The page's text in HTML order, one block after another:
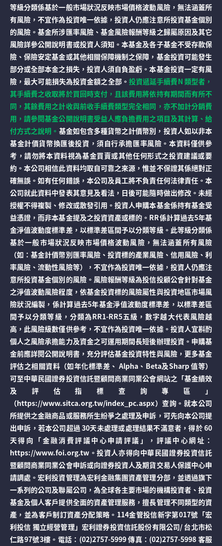
等級分類係基於一般市場狀況反映市場價格波動風險，無法涵蓋所
有風險，不宜作為投資唯一依據，投資人仍應注意所投資基金個別
的風險。基金所涉匯率風險、基金風險報酬等級之歸屬原因及其它
風險詳參公開說明書或投資人須知。本基金及各子基金不受存款保
險、保險安定基金或其他相關保障機制之保障，基金投資可能發生
部分或全部本金之損失，投資人須自負盈虧。本基金投資一定有風
險，最大可能損失為投資金額之全部。 投資遞延手續費N 類型者，
其手續費之收取將於買回時支付，且該費用將依持有期間而有所不
同，其餘費用之計收與前收手續費類型完全相同，亦不加計分銷費
用，請參閱基金公開說明書受益人應負擔費用之項目及其計算、給
付方式之說明。 基金如包含多種貨幣之計價幣別，投資人如以非本
基金計價貨幣換匯後投資，須自行承擔匯率風險。本資料僅供參
考，請勿將本資料視為基金買賣或其他任何形式之投資建議或要
約。本公司相信此資料均取自可靠之來源，惟並不保證其係絕對正
確無誤。如有任何錯誤，本公司及員工將不負責任何法律責任。本
公司就此資料中發表其意見及看法，日後可能隨時做出修改。未經
授權不得複製、修改或散發引用。投資人申購本基金係持有基金受
益憑證，而非本基金提及之投資資產或標的。RR係計算過去5年基
金淨值波動度標準差，以標準差區間予以分類等級。此等級分類係
基於一般市場狀況反映市場價格波動風險，無法涵蓋所有風險
（如：基金計價幣別匯率風險、投資標的產業風險、信用風險、利
率風險、流動性風險等），不宜作為投資唯一依據，投資人仍應注
意所投資基金個別的風險。風險報酬等級為投信投顧公會針對基金
之淨值波動風險程度，依基金投資標的風險屬性與投資地區市場風
險狀況編製，係計算過去5年基金淨值波動度標準差，以標準差區
間予以分類等級，分類為RR1-RR5五級，數字越大代表風險越
高，此風險級數僅供參考，不宜作為投資唯一依據。投資人宜斟酌
個人之風險承擔能力及資金之可運用期間長短後辦理投資。申購基
金前應詳閱公開說明書，充分評估基金投資特性與風險，更多基金
評估之相關資料（如年化標準差、 Alpha、Beta及Sharp 值等）
可至中華民國證券投資信託暨顧問商業同業公會網站之「基金績效
及評估指標查詢專區」
（https://www.sitca.org.tw/index_pc.aspx）查詢。就本公司
所提供之金融商品或服務所生紛爭之處理及申訴，可先向本公司提
出申訴，若本公司超過 30天未處理或處理結果不滿意者，得於 60
天得向「金融消費評議中心申請評議」，評議中心網址：
https://www.foi.org.tw。投資人亦得向中華民國證券投資信託
暨顧問商業同業公會申訴或向證券投資人及期貨交易人保護中心申
請調處。宏利投資管理為宏利金融集團資產管理分部，並透過旗下
一系列的公司及聯屬公司，為全球各主要市場的機構投資者、投資
基金及個人客戶提供全面的資產管理服務，擅長管理不同類型的資
產，並為客戶制訂資產分配策略。114金管投信新字第017號「宏
利投信 獨立經營管理」宏利證券投資信託股份有限公司/ 台北市松
仁路97號3樓。電話：(02)2757-5999 傳真：(02)2757-5998 客服